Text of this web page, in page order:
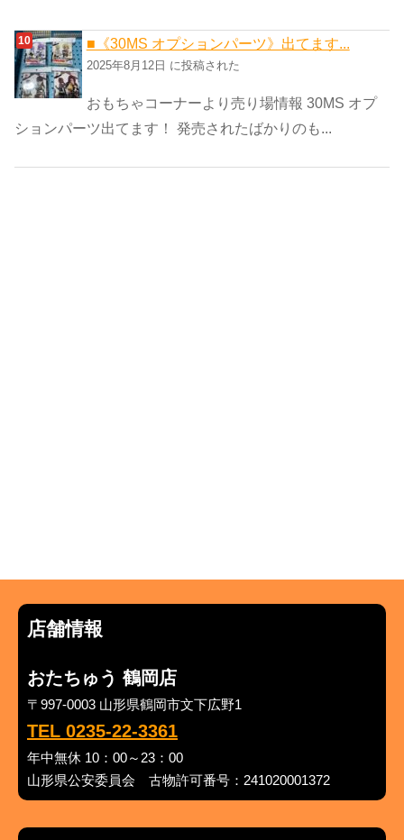
■《30MS オプションパーツ》出てます...
2025年8月12日 に投稿された
おもちゃコーナーより売り場情報 30MS オプ
ションパーツ出てます！ 発売されたばかりのも...
店舗情報
おたちゅう 鶴岡店
〒997-0003 山形県鶴岡市文下広野1
TEL 0235-22-3361
年中無休 10：00～23：00
山形県公安委員会 古物許可番号：241020001372